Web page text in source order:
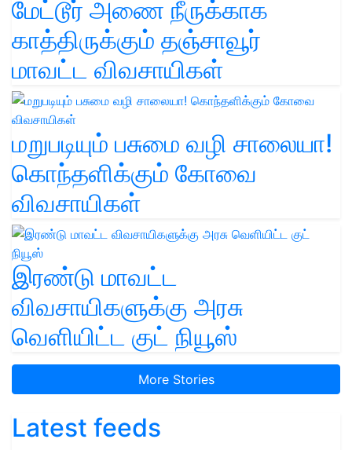
மேட்டூர் அணை நீருக்காக
காத்திருக்கும் தஞ்சாவூர்
மாவட்ட விவசாயிகள்
மறுபடியும் பசுமை வழி சாலையா!
கொந்தளிக்கும் கோவை
விவசாயிகள்
இரண்டு மாவட்ட
விவசாயிகளுக்கு அரசு
வெளியிட்ட குட் நியூஸ்
More Stories
Latest feeds